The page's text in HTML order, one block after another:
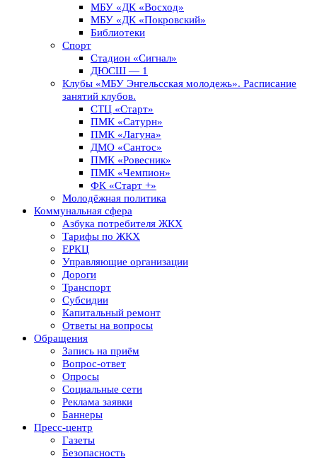
МБУ «ДК «Восход»
МБУ «ДК «Покровский»
Библиотеки
Спорт
Стадион «Сигнал»
ДЮСШ — 1
Клубы «МБУ Энгельсская молодежь». Расписание
занятий клубов.
СТЦ «Старт»
ПМК «Сатурн»
ПМК «Лагуна»
ДМО «Сантос»
ПМК «Ровесник»
ПМК «Чемпион»
ФК «Старт +»
Молодёжная политика
Коммунальная сфера
Азбука потребителя ЖКХ
Тарифы по ЖКХ
ЕРКЦ
Управляющие организации
Дороги
Транспорт
Субсидии
Капитальный ремонт
Ответы на вопросы
Обращения
Запись на приём
Вопрос-ответ
Опросы
Социальные сети
Реклама заявки
Баннеры
Пресс-центр
Газеты
Безопасность